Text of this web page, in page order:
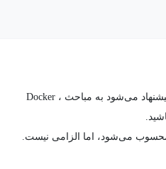
برای بهره مندی بهتر از این دوره پیشنهاد می‌شود به مباحث Docker ،